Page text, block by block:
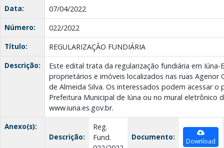
Data:
07/04/2022
Número:
022/2022
Título:
REGULARIZAÇÃO FUNDIÁRIA
Descrição:
Este edital trata da regularização fundiária em Iúna-
proprietários e imóveis localizados nas ruas Agenor
de Almeida Silva. Os interessados podem acessar
Prefeitura Municipal de Iúna ou no mural eletrônico
www.iuna.es.gov.br.
Anexo(s):
Descrição:
Reg.
Fund.
Documento: Download